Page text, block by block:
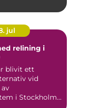
jul
relining i
blivit ett
vid
i Stockholm.